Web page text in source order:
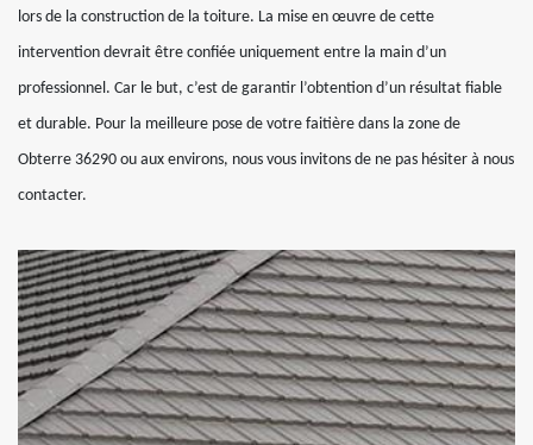
lors de la construction de la toiture. La mise en œuvre de cette
intervention devrait être confiée uniquement entre la main d’un
professionnel. Car le but, c’est de garantir l’obtention d’un résultat fiable
et durable. Pour la meilleure pose de votre faitière dans la zone de
Obterre 36290 ou aux environs, nous vous invitons de ne pas hésiter à nous
contacter.